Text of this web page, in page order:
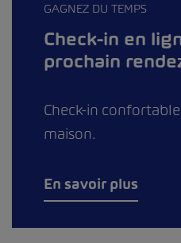
GAGNEZ DU TEMPS
Check-in en
prochain
Check-in
maison.
En savoir plus